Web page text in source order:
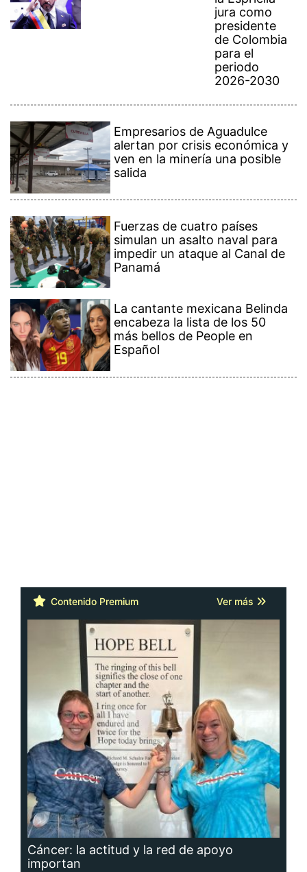
jura como
presidente
de Colombia
para el
periodo
2026-2030
Empresarios de Aguadulce
alertan por crisis económica y
ven en la minería una posible
salida
Fuerzas de cuatro países
simulan un asalto naval para
impedir un ataque al Canal de
Panamá
La cantante mexicana Belinda
encabeza la lista de los 50
más bellos de People en
Español
Contenido Premium Ver más
Cáncer: la actitud y la red de apoyo
importan